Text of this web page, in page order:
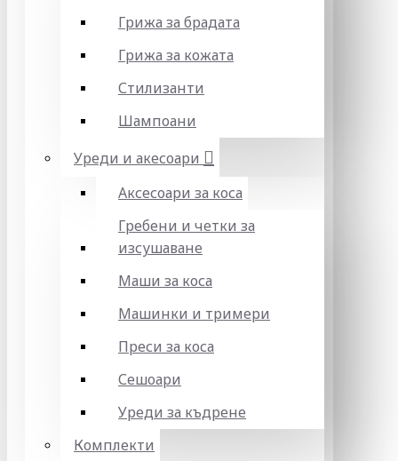
Грижа за брадата
Грижа за кожата
Стилизанти
Шампоани
Уреди и акесоари
Аксесоари за коса
Гребени и четки за
изсушаване
Маши за коса
Машинки и тримери
Преси за коса
Сешоари
Уреди за къдрене
Комплекти